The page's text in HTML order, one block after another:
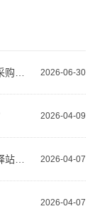
2026-06-30
景区导游无线讲解器选购指南：从技术原理到采购决策
2026-04-09
2026-04-07
景区博物馆共享讲解器怎么选？自助导览服务驿站部署全攻略（2026版）
2026-04-07